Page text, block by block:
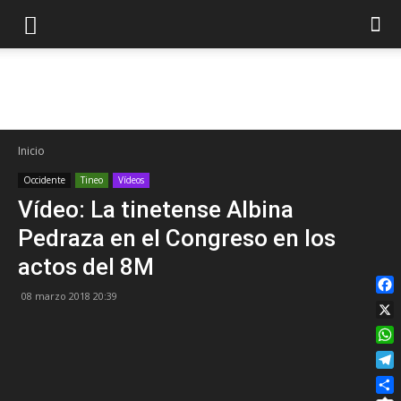
de
Inicio
Occidente Tineo Vídeos
Vídeo: La tinetense Albina
Pedraza en el Congreso en los
actos del 8M
08 marzo 2018 20:39
X